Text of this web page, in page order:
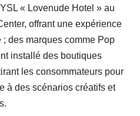
« Lovenude Hotel » au
offrant une expérience
des marques comme Pop
installé des boutiques
les consommateurs pour
à des scénarios créatifs et